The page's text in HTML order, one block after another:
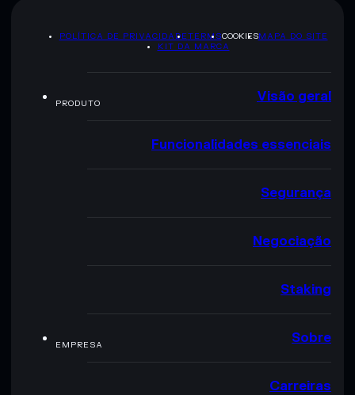
POLÍTICA DE PRIVACIDADETERMSCOOKIESMAPA DO SITE
KIT DA MARCA
PRODUTO Visão geral
Funcionalidades essenciais
Segurança
Negociação
Staking
EMPRESA Sobre
Carreiras